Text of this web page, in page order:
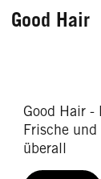
Good Hair
Good Hair -
Frische
überall